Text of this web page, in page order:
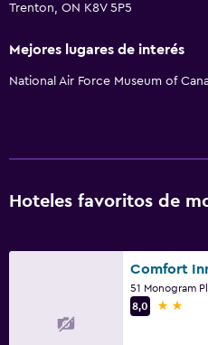
Trenton, ON K8V 5P5
Mejores lugares de interés
National Air Force Museum of
Hoteles favoritos de
Comfort
51 Monogram
8,0
2